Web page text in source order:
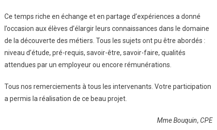
Ce temps riche en échange et en partage d’expériences a donné
l’occasion aux élèves d’élargir leurs connaissances dans le domaine
de la découverte des métiers. Tous les sujets ont pu être abordés :
niveau d’étude, pré-requis, savoir-être, savoir-faire, qualités
attendues par un employeur ou encore rémunérations.
Tous nos remerciements à tous les intervenants. Votre participation
a permis la réalisation de ce beau projet.
Mme Bouquin,CPE